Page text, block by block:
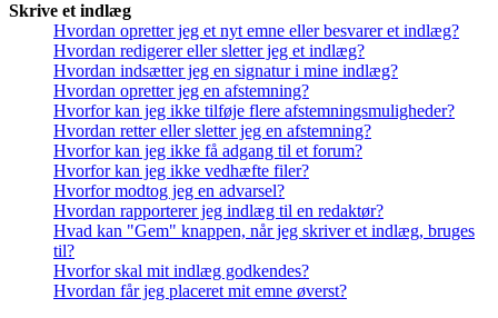
Skrive et indlæg
Hvordan opretter jeg et nyt emne eller besvarer et indlæg?
Hvordan redigerer eller sletter jeg et indlæg?
Hvordan indsætter jeg en signatur i mine indlæg?
Hvordan opretter jeg en afstemning?
Hvorfor kan jeg ikke tilføje flere afstemningsmuligheder?
Hvordan retter eller sletter jeg en afstemning?
Hvorfor kan jeg ikke få adgang til et forum?
Hvorfor kan jeg ikke vedhæfte filer?
Hvorfor modtog jeg en advarsel?
Hvordan rapporterer jeg indlæg til en redaktør?
Hvad kan "Gem" knappen, når jeg skriver et indlæg, bruges
til?
Hvorfor skal mit indlæg godkendes?
Hvordan får jeg placeret mit emne øverst?